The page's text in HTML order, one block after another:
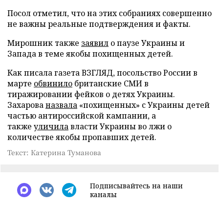
Посол отметил, что на этих собраниях совершенно
не важны реальные подтверждения и факты.
Мирошник также заявил о паузе Украины и
Запада в теме якобы похищенных детей.
Как писала газета ВЗГЛЯД, посольство России в
марте обвинило британские СМИ в
тиражировании фейков о детях Украины.
Захарованазвала «похищенных» с Украины детей
частью антироссийской кампании, а
также уличилавласти Украины во лжи о
количестве якобы пропавших детей.
Текст: Катерина Туманова
Подписывайтесь на наши
каналы